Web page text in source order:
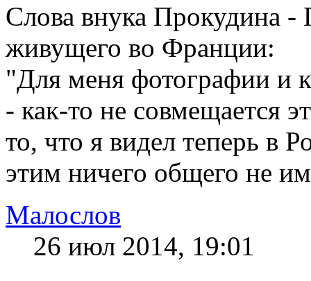
Слова внука Прокудина -
живущего во Франции:
"Для меня фотографии и
- как-то не совмещается
то, что я видел теперь в
этим ничего общего не
Малослов
26 июл 2014, 19:01